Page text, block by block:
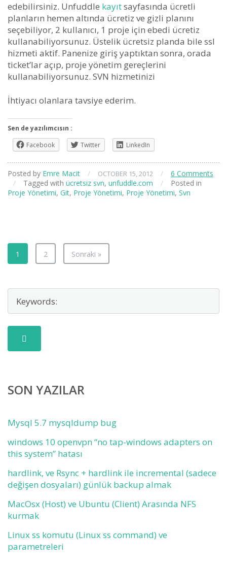
edebilirsiniz. Unfuddle kayıtsayfasında ücretli
planların hemen altında ücretiz ve gizli planını
seçebiliyor, 2 kullanıcı, 1 proje için ebedi ücretiz
kullanabiliyorsunuz. Üstelik ücretsiz planda bile ssl
hizmeti aktif. Panenize giriş yaptıktan sonra, orada
ticket’lar açıp, proje yönetim gereçlerini
kullanabiliyorsunuz. SVN hizmetinizi
İhtiyacı olanlara tavsiye ederim.
Sen de yazılımcısın :
Facebook
Twitter LinkedIn
Posted by Emre Macit / OCTOBER 15, 2012 /
6 Comments
/
Tagged with ücretsiz svn, unfuddle.com /
Posted in
Proje Yönetimi, Git, Proje Yönetimi, Proje Yönetimi, Svn
1 2 Sonraki »
SON YAZILAR
Mysql 5.7 mysqldump bug
windows 10 openvpn “no tap-windows adapters on
this system” hatası
hardlink, ve Rsync + hardlink ile incremental (sadece
değişen dosyaları) günlük backup almak
MacOsx (Host) ve Ubuntu (Client) Arasında NFS
kurmak
Linux ss komutu (Linux ss command) ve
parametreleri